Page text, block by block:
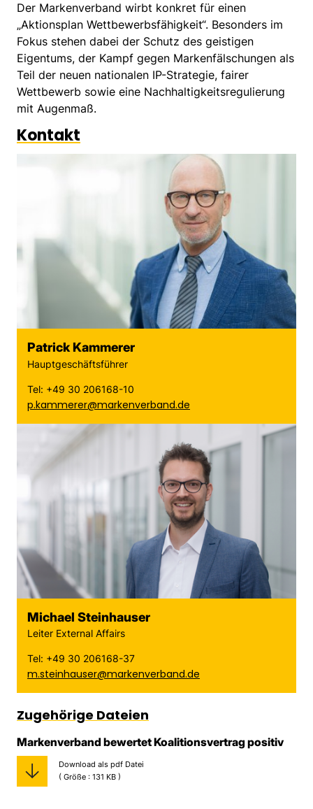
Der Markenverband wirbt konkret für einen
„Aktionsplan Wettbewerbsfähigkeit“. Besonders im
Fokus stehen dabei der Schutz des geistigen
Eigentums, der Kampf gegen Markenfälschungen als
Teil der neuen nationalen IP-Strategie, fairer
Wettbewerb sowie eine Nachhaltigkeitsregulierung
mit Augenmaß.
Kontakt
Patrick Kammerer
Hauptgeschäftsführer
Tel: +49 30 206168-10
p.kammerer@markenverband.de
Michael Steinhauser
Leiter External Affairs
Tel: +49 30 206168-37
m.steinhauser@markenverband.de
Zugehörige Dateien
Markenverband bewertet Koalitionsvertrag positiv
Download als pdf Datei
( Größe : 131 KB )